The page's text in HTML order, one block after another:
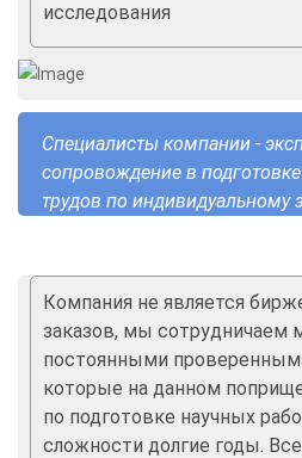
исследования
Специалисты компании -
сопровождение в
трудов по индивидуальному
Компания не является
заказов, мы сотрудничаем
постоянными
которые на данном
по подготовке научных
сложности долгие годы.